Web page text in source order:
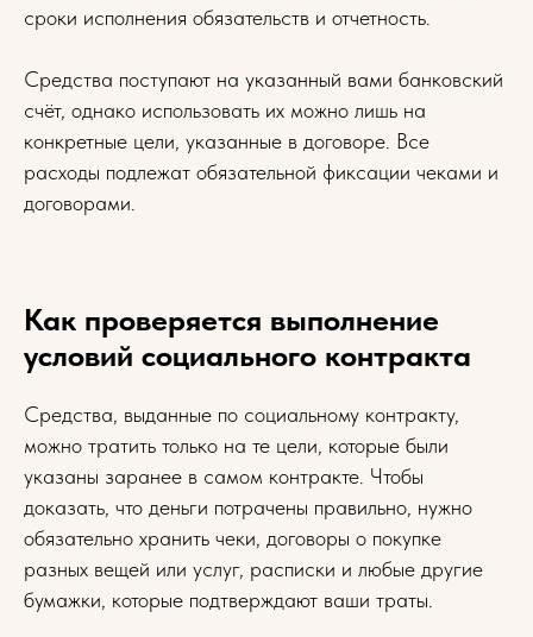
сроки исполнения обязательств и отчетность.
Средства поступают на указанный вами банковский
счёт, однако использовать их можно лишь на
конкретные цели, указанные в договоре. Все
расходы подлежат обязательной фиксации чеками и
договорами.
Как проверяется выполнение
условий социального контракта
Средства, выданные по социальному контракту,
можно тратить только на те цели, которые были
указаны заранее в самом контракте. Чтобы
доказать, что деньги потрачены правильно, нужно
обязательно хранить чеки, договоры о покупке
разных вещей или услуг, расписки и любые другие
бумажки, которые подтверждают ваши траты.